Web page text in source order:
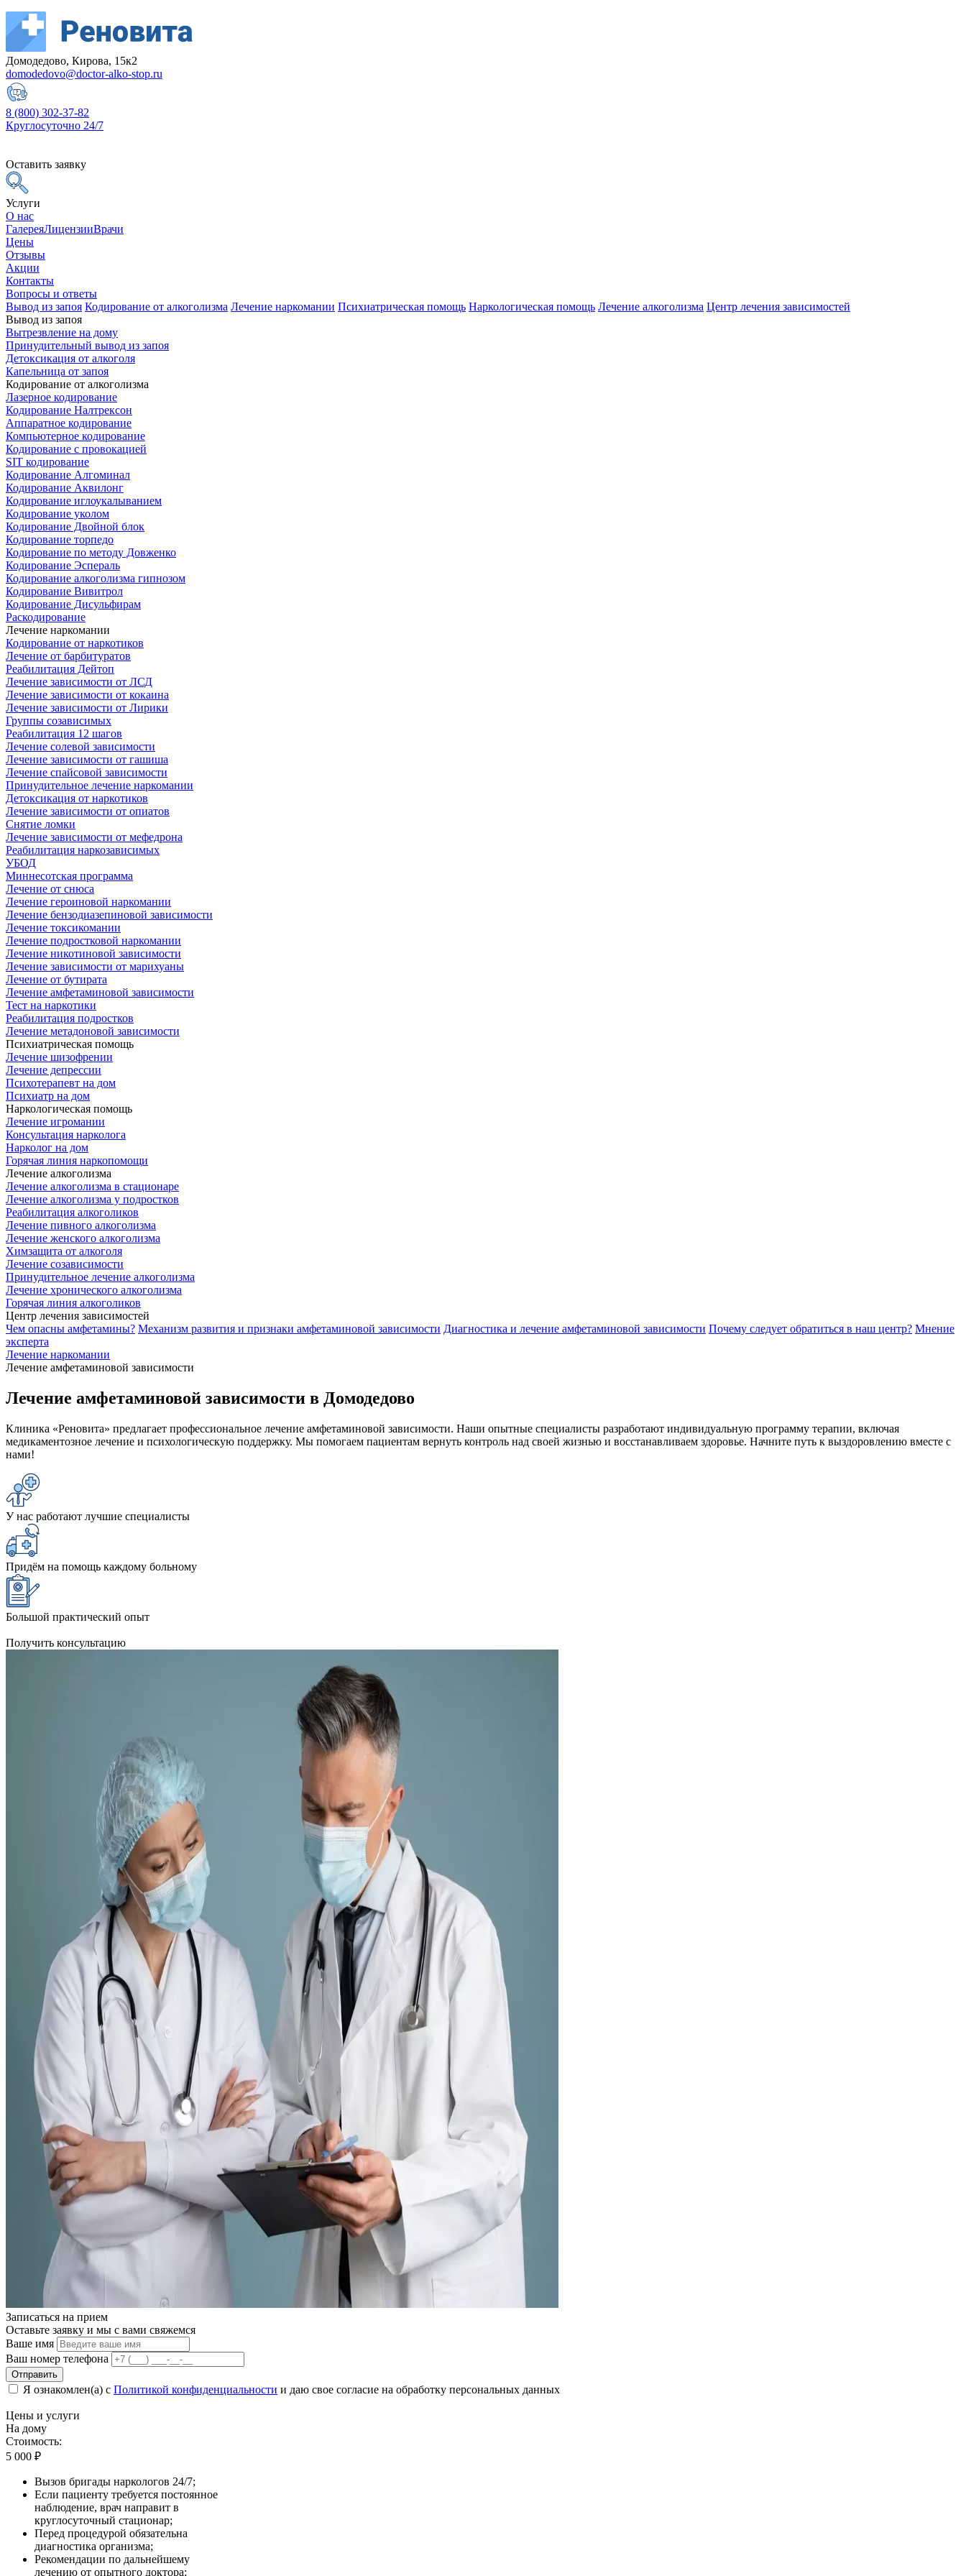
Домодедово, Кирова, 15к2
domodedovo@doctor-alko-stop.ru
8 (800) 302-37-82
Круглосуточно 24/7
Оставить заявку
Услуги
О нас
ГалереяЛицензииВрачи
Цены
Отзывы
Акции
Контакты
Вопросы и ответы
Вывод из запоя Кодирование от алкоголизма Лечение наркомании Психиатрическая помощь Наркологическая помощь Лечение алкоголизма Центр лечения зависимостей
Вывод из запоя
Вытрезвление на дому
Принудительный вывод из запоя
Детоксикация от алкоголя
Капельница от запоя
Кодирование от алкоголизма
Лазерное кодирование
Кодирование Налтрексон
Аппаратное кодирование
Компьютерное кодирование
Кодирование с провокацией
SIT кодирование
Кодирование Алгоминал
Кодирование Аквилонг
Кодирование иглоукалыванием
Кодирование уколом
Кодирование Двойной блок
Кодирование торпедо
Кодирование по методу Довженко
Кодирование Эспераль
Кодирование алкоголизма гипнозом
Кодирование Вивитрол
Кодирование Дисульфирам
Раскодирование
Лечение наркомании
Кодирование от наркотиков
Лечение от барбитуратов
Реабилитация Дейтоп
Лечение зависимости от ЛСД
Лечение зависимости от кокаина
Лечение зависимости от Лирики
Группы созависимых
Реабилитация 12 шагов
Лечение солевой зависимости
Лечение зависимости от гашиша
Лечение спайсовой зависимости
Принудительное лечение наркомании
Детоксикация от наркотиков
Лечение зависимости от опиатов
Снятие ломки
Лечение зависимости от мефедрона
Реабилитация наркозависимых
УБОД
Миннесотская программа
Лечение от снюса
Лечение героиновой наркомании
Лечение бензодиазепиновой зависимости
Лечение токсикомании
Лечение подростковой наркомании
Лечение никотиновой зависимости
Лечение зависимости от марихуаны
Лечение от бутирата
Лечение амфетаминовой зависимости
Тест на наркотики
Реабилитация подростков
Лечение метадоновой зависимости
Психиатрическая помощь
Лечение шизофрении
Лечение депрессии
Психотерапевт на дом
Психиатр на дом
Наркологическая помощь
Лечение игромании
Консультация нарколога
Нарколог на дом
Горячая линия наркопомощи
Лечение алкоголизма
Лечение алкоголизма в стационаре
Лечение алкоголизма у подростков
Реабилитация алкоголиков
Лечение пивного алкоголизма
Лечение женского алкоголизма
Химзащита от алкоголя
Лечение созависимости
Принудительное лечение алкоголизма
Лечение хронического алкоголизма
Горячая линия алкоголиков
Центр лечения зависимостей
Чем опасны амфетамины? Механизм развития и признаки амфетаминовой зависимости Диагностика и лечение амфетаминовой зависимости Почему следует обратиться в наш центр? Мнение
эксперта
Лечение наркомании
Лечение амфетаминовой зависимости
Лечение амфетаминовой зависимости в Домодедово
Клиника «Реновита» предлагает профессиональное лечение амфетаминовой зависимости. Наши опытные специалисты разработают индивидуальную программу терапии, включая
медикаментозное лечение и психологическую поддержку. Мы помогаем пациентам вернуть контроль над своей жизнью и восстанавливаем здоровье. Начните путь к выздоровлению вместе с
нами!
У нас работают лучшие специалисты
Придём на помощь каждому больному
Большой практический опыт
Получить консультацию
Записаться на прием
Оставьте заявку и мы с вами свяжемся
Ваше имя
Ваш номер телефона
Отправить
Я ознакомлен(а) с Политикой конфиденциальности и даю свое cогласие на обработку персональных данных
Цены и услуги
На дому
Стоимость:
5 000 ₽
Вызов бригады наркологов 24/7;
Если пациенту требуется постоянное
наблюдение, врач направит в
круглосуточный стационар;
Перед процедурой обязательна
диагностика организма;
Рекомендации по дальнейшему
лечению от опытного доктора;